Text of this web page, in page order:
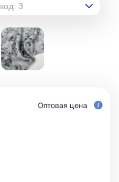
код: 3
Оптовая цена